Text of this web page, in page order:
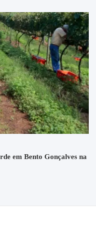
em Bento Gonçalves na